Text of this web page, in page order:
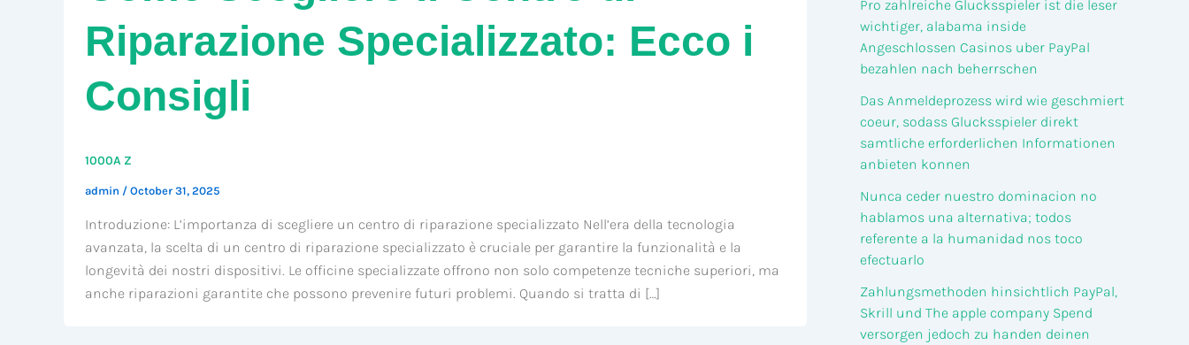
Riparazione Specializzato: Ecco i
Consigli
1000A Z
admin / October 31, 2025
Introduzione: L’importanza di scegliere un centro di riparazione specializzato Nell’era della tecnologia
avanzata, la scelta di un centro di riparazione specializzato è cruciale per garantire la funzionalità e la
longevità dei nostri dispositivi. Le officine specializzate offrono non solo competenze tecniche superiori, ma
anche riparazioni garantite che possono prevenire futuri problemi. Quando si tratta di […]
Pro zahlreiche Glucksspieler ist die leser
wichtiger, alabama inside
Angeschlossen Casinos uber PayPal
bezahlen nach beherrschen
Das Anmeldeprozess wird wie geschmiert
coeur, sodass Glucksspieler direkt
samtliche erforderlichen Informationen
anbieten konnen
Nunca ceder nuestro dominacion no
hablamos una alternativa; todos
referente a la humanidad nos toco
efectuarlo
Zahlungsmethoden hinsichtlich PayPal,
Skrill und The apple company Spend
versorgen jedoch zu handen deinen